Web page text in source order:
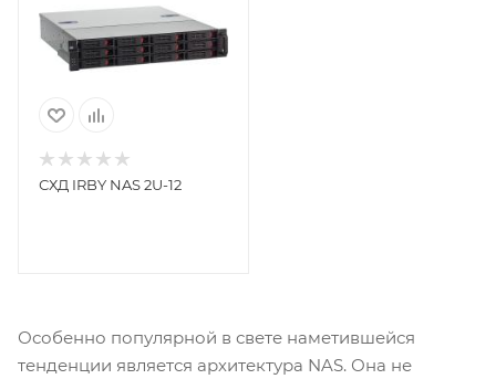
СХД IRBY NAS 2U-12
Особенно популярной в свете наметившейся
тенденции является архитектура NAS. Она не